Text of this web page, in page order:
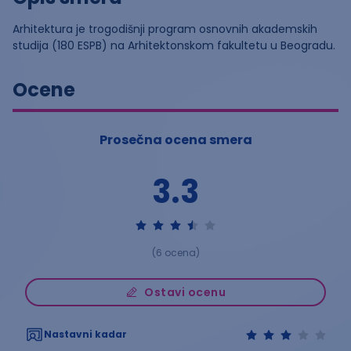
Arhitektura je trogodišnji program osnovnih akademskih
studija (180 ESPB) na Arhitektonskom fakultetu u Beogradu.
Ocene
Prosečna ocena smera
3.3
(6 ocena)
Ostavi ocenu
Nastavni kadar